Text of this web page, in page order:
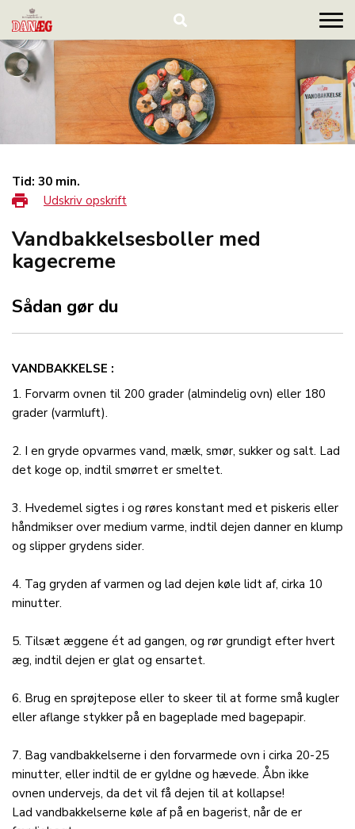
Tid: 30 min.
Udskriv opskrift
Vandbakkelsesboller med
kagecreme
Sådan gør du
VANDBAKKELSE
1. Forvarm ovnen til 200 grader (almindelig ovn) eller 180
grader (varmluft).
2. I en gryde opvarmes vand, mælk, smør, sukker og salt. Lad
det koge op, indtil smørret er smeltet.
3. Hvedemel sigtes i og røres konstant med et piskeris eller
håndmikser over medium varme, indtil dejen danner en klump
og slipper grydens sider.
4. Tag gryden af varmen og lad dejen køle lidt af, cirka 10
minutter.
5. Tilsæt æggene ét ad gangen, og rør grundigt efter hvert
æg, indtil dejen er glat og ensartet.
6. Brug en sprøjtepose eller to skeer til at forme små kugler
eller aflange stykker på en bageplade med bagepapir.
7. Bag vandbakkelserne i den forvarmede ovn i cirka 20-25
minutter, eller indtil de er gyldne og hævede. Åbn ikke
ovnen undervejs, da det vil få dejen til at kollapse!
Lad vandbakkelserne køle af på en bagerist, når de er